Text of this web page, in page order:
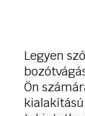
Legyen
Ön